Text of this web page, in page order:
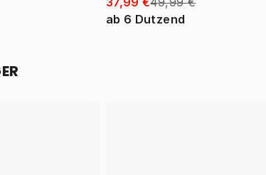
ab 6 Dutzend